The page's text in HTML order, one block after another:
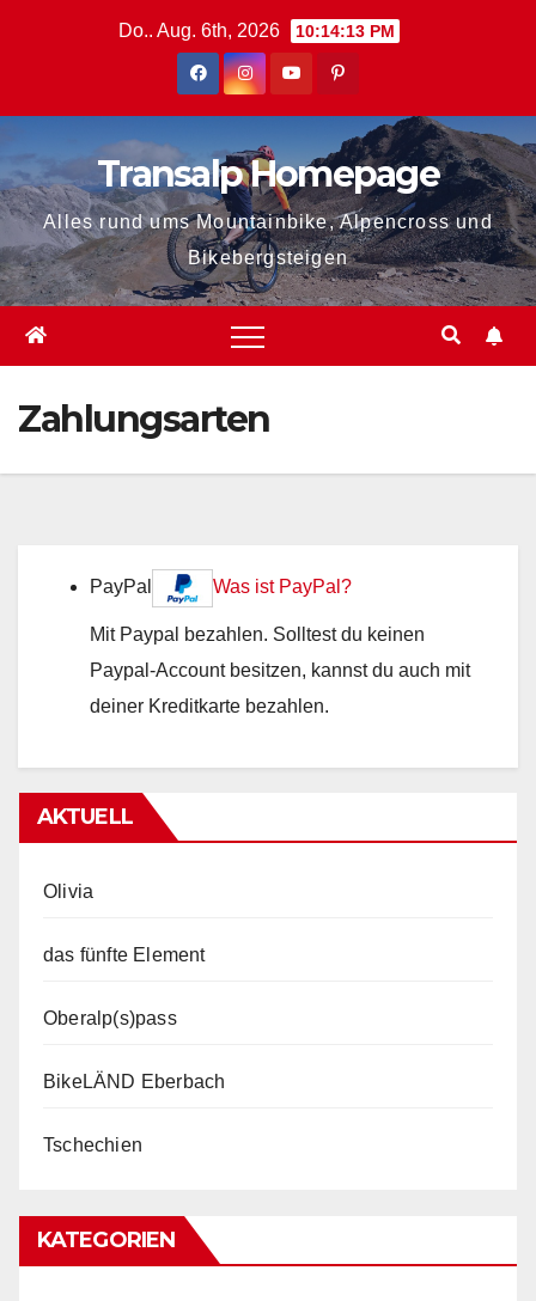
Do.. Aug. 6th, 2026 10:14:13 PM
Transalp Homepage
Alles rund ums Mountainbike, Alpencross und
Bikebergsteigen
Zahlungsarten
PayPal Was ist PayPal?
Mit Paypal bezahlen. Solltest du keinen
Paypal-Account besitzen, kannst du auch mit
deiner Kreditkarte bezahlen.
AKTUELL
Olivia
das fünfte Element
Oberalp(s)pass
BikeLÄND Eberbach
Tschechien
KATEGORIEN